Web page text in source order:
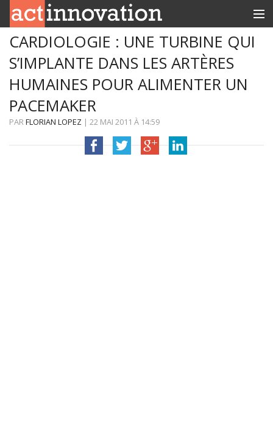
RUBRIQUES
INNOBOX
CARDIOLOGIE : UNE TURBINE QUI
S’IMPLANTE DANS LES ARTÈRES
HUMAINES POUR ALIMENTER UN
PACEMAKER
PARFLORIAN LOPEZ | 22 MAI 2011 À 14:59